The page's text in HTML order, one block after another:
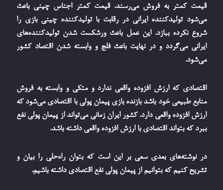
قیمت کمتر به فروش می‌رسند. قیمت کمتر اجناس چینی باعث
می‌شود تولیدکننده ایرانی در رقابت با تولیدکننده چینی بازی را
شروع نکرده ببازد. این عمل باعث ورشکست شدن تولیدکننده‌های
ایرانی می‌گردد و در نهایت باعث فلج و وابسته شدن اقتصاد کشور
می‌شود.
اقتصادی که ارزش افزوده واقعی ندارد و متکی و وابسته به فروش
منابع طبیعی خود باشد بازنده بازی پیمان پولی با اقتصادی می‌شود که
ارزش افزوده واقعی دارد. کشور ایران زمانی می‌تواند از پیمان پولی نفع
ببرد که بتواند اقتصادی با ارزش افزوده واقعی داشته باشد.
در نوشته‌های بعدی سعی بر این است که بتوان راه‌حلی را بیان و
تشریح کنیم که بتوانیم از پیمان پولی نفع اقتصادی داشته باشیم.